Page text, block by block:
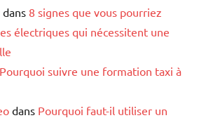
dans 8 signes que vous pourriez
électriques qui nécessitent une
Pourquoi suivre une formation taxi à
dans Pourquoi faut-il utiliser un